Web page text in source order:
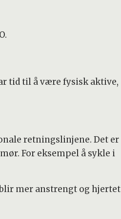
tid til å være fysisk aktive,
retningslinjene. Det er
For eksempel å sykle i
mer anstrengt og hjertet